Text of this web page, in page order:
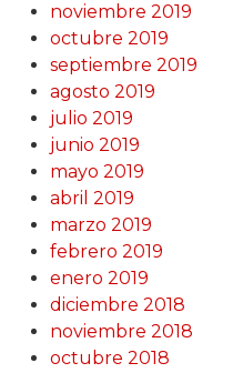
noviembre 2019
octubre 2019
septiembre 2019
agosto 2019
julio 2019
junio 2019
mayo 2019
abril 2019
marzo 2019
febrero 2019
enero 2019
diciembre 2018
noviembre 2018
octubre 2018